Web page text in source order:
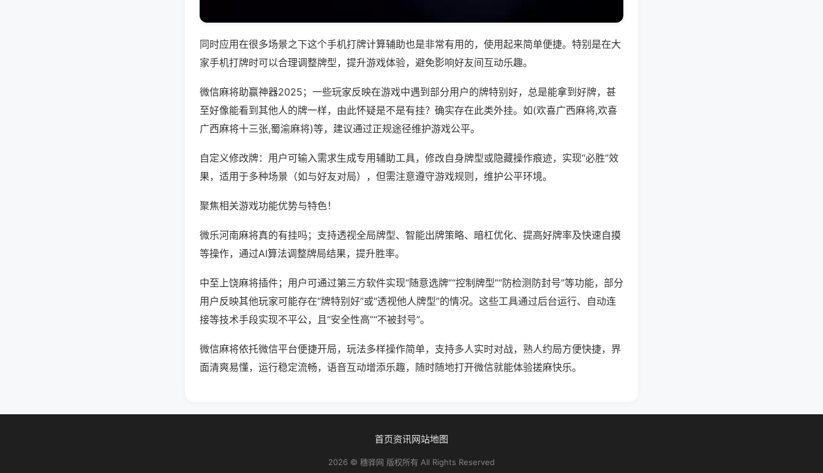
同时应用在很多场景之下这个手机打牌计算辅助也是非常有用的，使用起来简单便捷。特别是在大
家手机打牌时可以合理调整牌型，提升游戏体验，避免影响好友间互动乐趣。
微信麻将助赢神器2025；一些玩家反映在游戏中遇到部分用户的牌特别好，总是能拿到好牌，甚
至好像能看到其他人的牌一样，由此怀疑是不是有挂？确实存在此类外挂。如(欢喜广西麻将,欢喜
广西麻将十三张,蜀渝麻将)等，建议通过正规途径维护游戏公平。
自定义修改牌：用户可输入需求生成专用辅助工具，修改自身牌型或隐藏操作痕迹，实现“必胜”效
果，适用于多种场景（如与好友对局），但需注意遵守游戏规则，维护公平环境。
聚焦相关游戏功能优势与特色！
微乐河南麻将真的有挂吗；支持透视全局牌型、智能出牌策略、暗杠优化、提高好牌率及快速自摸
等操作，通过AI算法调整牌局结果，提升胜率。
中至上饶麻将插件；用户可通过第三方软件实现“随意选牌”“控制牌型”“防检测防封号”等功能，部分
用户反映其他玩家可能存在“牌特别好”或“透视他人牌型”的情况。这些工具通过后台运行、自动连
接等技术手段实现不平公，且“安全性高”“不被封号”。
微信麻将依托微信平台便捷开局，玩法多样操作简单，支持多人实时对战，熟人约局方便快捷，界
面清爽易懂，运行稳定流畅，语音互动增添乐趣，随时随地打开微信就能体验搓麻快乐。
首页资讯网站地图
2026 © 穗骅网 版权所有 All Rights Reserved